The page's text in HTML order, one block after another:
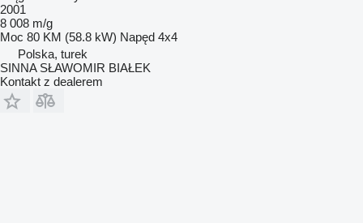
2001
8 008 m/g
Moc 80 KM (58.8 kW) Napęd 4x4
Polska, turek
SINNA SŁAWOMIR BIAŁEK
Kontakt z dealerem